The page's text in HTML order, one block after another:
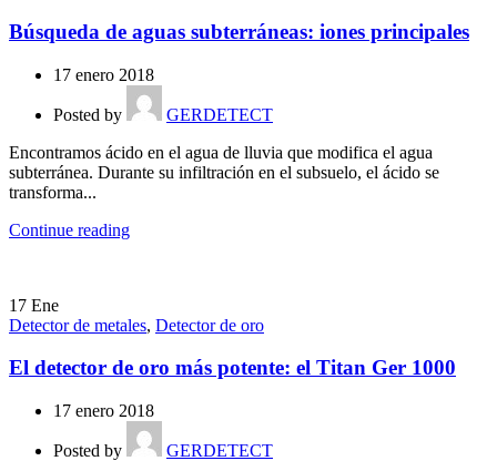
Búsqueda de aguas subterráneas: iones principales
17 enero 2018
Posted by
GERDETECT
Encontramos ácido en el agua de lluvia que modifica el agua
subterránea. Durante su infiltración en el subsuelo, el ácido se
transforma...
Continue reading
17 Ene
Detector de metales, Detector de oro
El detector de oro más potente: el Titan Ger 1000
17 enero 2018
Posted by
GERDETECT